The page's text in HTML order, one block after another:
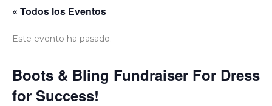
« Todos los Eventos
Este evento ha pasado.
Boots & Bling Fundraiser For Dress
for Success!